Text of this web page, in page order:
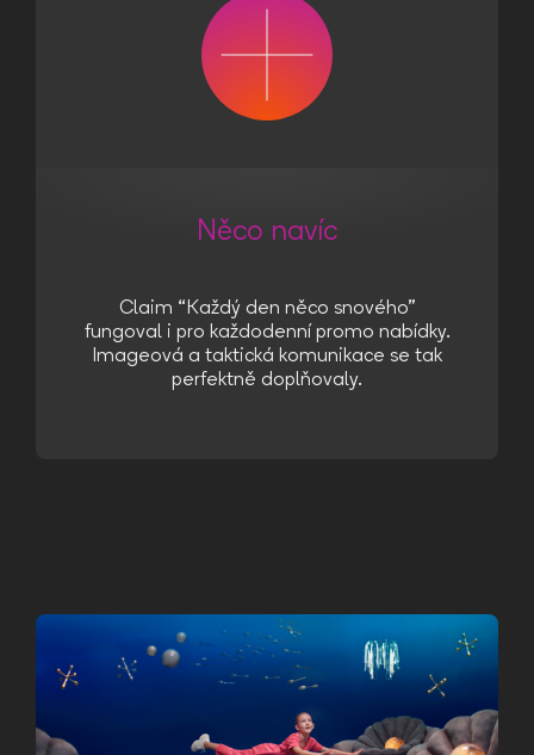
Něco navíc
Claim “Každý den něco snového”
fungoval i pro každodenní promo nabídky.
Imageová a taktická komunikace se tak
perfektně doplňovaly.